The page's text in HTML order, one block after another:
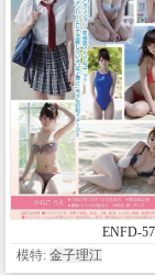
ENFD-
模特: 金子理江